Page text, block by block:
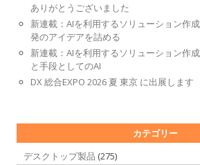
ありがとうございました
新連載：AIを利用するソリューション作
発のアイデアを詰める
新連載：AIを利用するソリューション作
と手段としてのAI
DX 総合EXPO 2026 夏 東京 に出展します
カテゴリー
デスクトップ製品 (275)